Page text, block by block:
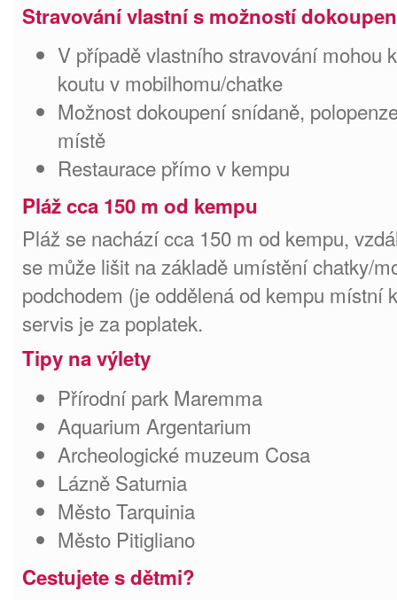
Stravování vlastní s možností
V případě vlastního stravování mohou
koutu v mobilhomu/chatke
Možnost dokoupení snídaně,
místě
Restaurace přímo v kempu
Pláž cca 150 m od kempu
Pláž se nachází cca 150 m od kempu,
se může lišit na základě umístění chatky/
podchodem (je oddělená od kempu místní
servis je za poplatek.
Tipy na výlety
Přírodní park Maremma
Aquarium Argentarium
Archeologické muzeum Cosa
Lázně Saturnia
Město Tarquinia
Město Pitigliano
Cestujete s dětmi?